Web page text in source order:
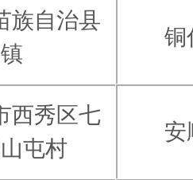
族自治县
铜
西秀区七
屯村
安